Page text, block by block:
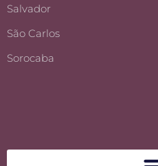
Salvador
São Carlos
Sorocaba